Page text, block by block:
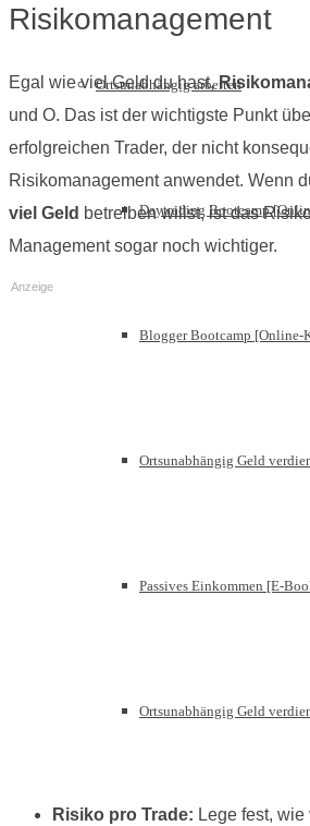
Ortsunabhängig arbeiten
Daytrading Bootcamp
Blogger Bootcamp [Online-
Ortsunabhängig Geld
Passives Einkommen [E-
Ortsunabhängig Geld
Risikomanagement
Egal wie viel Geld du hast,
und O. Das ist der wichtigste Punkt
erfolgreichen Trader, der nicht
Risikomanagement anwendet. Wenn
viel Geld betreiben willst, ist das
Management sogar noch wichtiger.
Anzeige
Risiko pro Trade: Lege fest,